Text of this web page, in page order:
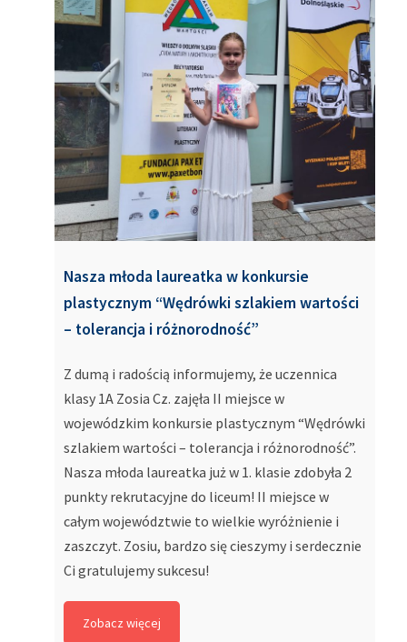
Nasza młoda laureatka w konkursie
plastycznym “Wędrówki szlakiem wartości
– tolerancja i różnorodność”
Z dumą i radością informujemy, że uczennica
klasy 1A Zosia Cz. zajęła II miejsce w
wojewódzkim konkursie plastycznym “Wędrówki
szlakiem wartości – tolerancja i różnorodność”.
Nasza młoda laureatka już w 1. klasie zdobyła 2
punkty rekrutacyjne do liceum! II miejsce w
całym województwie to wielkie wyróżnienie i
zaszczyt. Zosiu, bardzo się cieszymy i serdecznie
Ci gratulujemy sukcesu!
Zobacz więcej